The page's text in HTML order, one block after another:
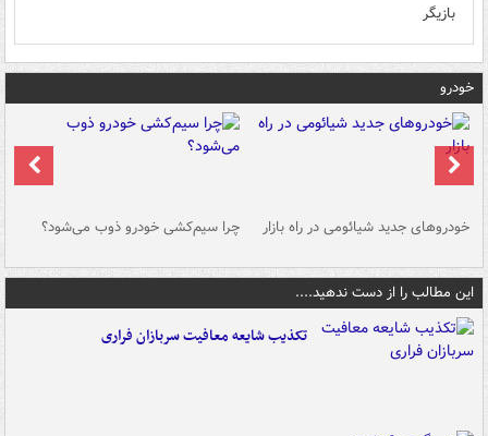
بازیگر
خودرو
خودروهای جدید شیائومی در راه بازار چرا سیم‌کشی خودرو ذوب می‌شود؟
این مطالب را از دست ندهید....
تکذیب شایعه معافیت سربازان فراری